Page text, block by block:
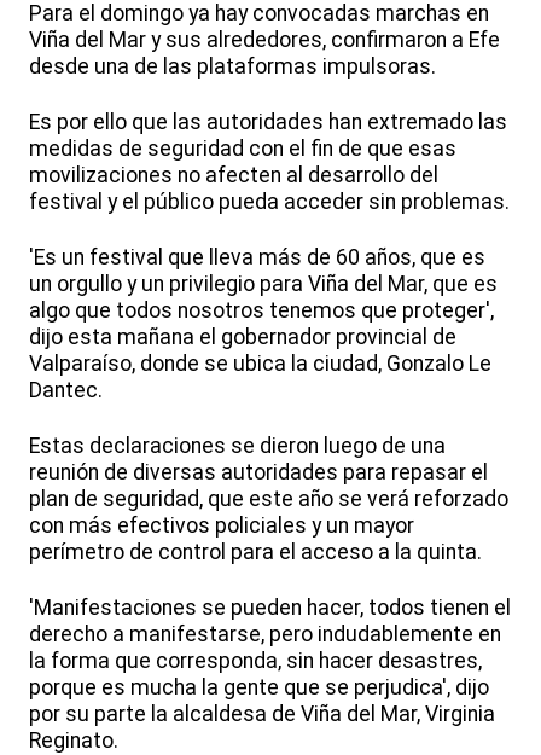
Para el domingo ya hay convocadas marchas en
Viña del Mar y sus alrededores, confirmaron a Efe
desde una de las plataformas impulsoras.
Es por ello que las autoridades han extremado las
medidas de seguridad con el fin de que esas
movilizaciones no afecten al desarrollo del
festival y el público pueda acceder sin problemas.
'Es un festival que lleva más de 60 años, que es
un orgullo y un privilegio para Viña del Mar, que es
algo que todos nosotros tenemos que proteger',
dijo esta mañana el gobernador provincial de
Valparaíso, donde se ubica la ciudad, Gonzalo Le
Dantec.
Estas declaraciones se dieron luego de una
reunión de diversas autoridades para repasar el
plan de seguridad, que este año se verá reforzado
con más efectivos policiales y un mayor
perímetro de control para el acceso a la quinta.
'Manifestaciones se pueden hacer, todos tienen el
derecho a manifestarse, pero indudablemente en
la forma que corresponda, sin hacer desastres,
porque es mucha la gente que se perjudica', dijo
por su parte la alcaldesa de Viña del Mar, Virginia
Reginato.